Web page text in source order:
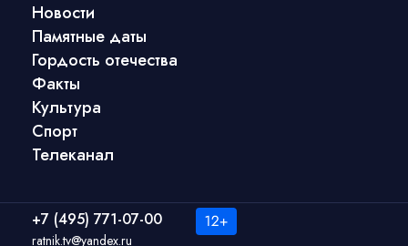
Новости
Памятные даты
Гордость отечества
Факты
Культура
Спорт
Телеканал
+7 (495) 771-07-00
ratnik.tv@yandex.ru